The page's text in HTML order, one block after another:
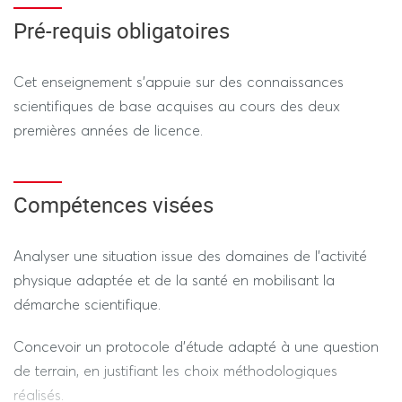
- Contrôle Continu
Épreuve pratique : Travaux de recherche (40%)
·Evaluation terminale(semaine d’examens)
temps)
REGIME STANDARD / DEROGATOIRE
Pré-requis obligatoires
Cet enseignement s’appuie sur des connaissances
scientifiques de base acquises au cours des deux
premières années de licence.
Compétences visées
Analyser une situation issue des domaines de l’activité
physique adaptée et de la santé en mobilisant la
démarche scientifique.
Concevoir un protocole d’étude adapté à une question
de terrain, en justifiant les choix méthodologiques
réalisés.